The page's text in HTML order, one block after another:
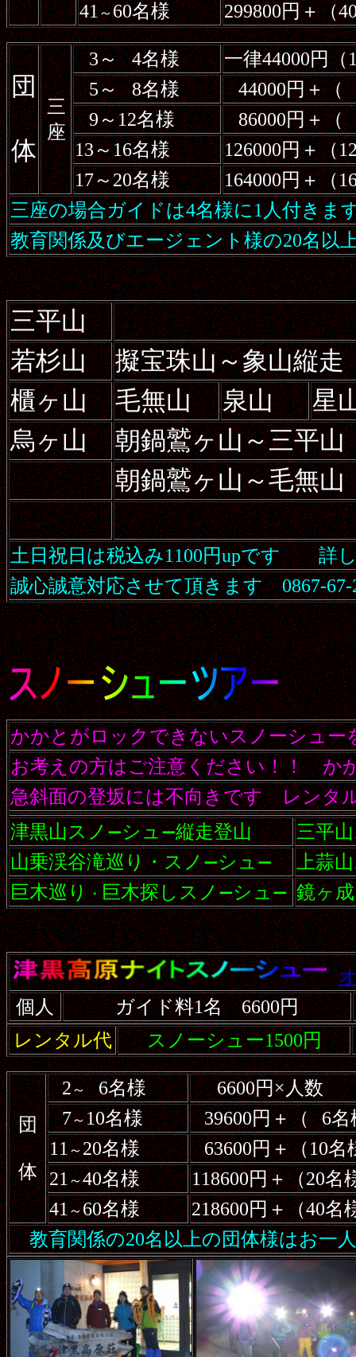
41～60名様 299800円＋（
団
体
三
座
3～ 4名様
一律44000円
5～
8名様
44000円＋（
9～12名様
86000円＋（
13～16名様
126000円＋（
17～20名様
164000円＋（
三座の場合ガイドは4名様に1人付き
教育関係及びエージェント様の20名以
三平山
若杉山
擬宝珠山～象山縦走
櫃ヶ山
毛無山 泉山
星
烏ヶ山
朝鍋鷲ヶ山～三平山
朝鍋鷲ヶ山～毛無山
土日祝日は税込み1100円upです
詳
誠心誠意対応させて頂きます 0867-
かかとがロックできないスノーシュー
お考えの方はご注意ください！！ か
急斜面の登坂には不向きです レンタ
津黒山スノーシュー縦走登山
三平
山乗渓谷滝巡り・スノーシュー
上蒜
巨木巡り・巨木探しスノーシュー 鏡ヶ
個人
ガイド料1名 6600円
レンタル代
スノーシュー1500円
団
体
2～ 6名様
6600円×人数
7～10名様 39600円＋（
6名
11～20名様
63600円＋（10
21～40名様
118600円＋（20名
41～60名様
218600円＋（40名
教育関係の20名以上の団体様はお一